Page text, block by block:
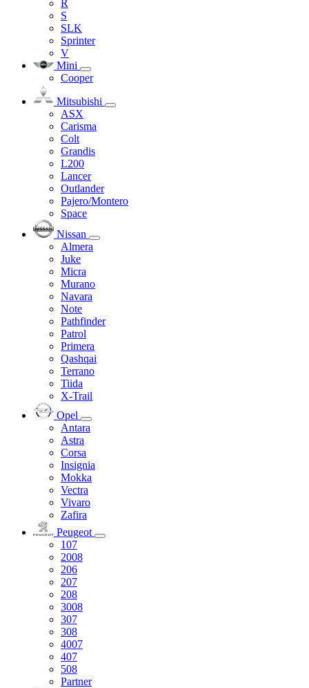
R
S
SLK
Sprinter
V
Mini
Cooper
Mitsubishi
ASX
Carisma
Colt
Grandis
L200
Lancer
Outlander
Pajero/Montero
Space
Nissan
Almera
Juke
Micra
Murano
Navara
Note
Pathfinder
Patrol
Primera
Qashqai
Terrano
Tiida
X-Trail
Opel
Antara
Astra
Corsa
Insignia
Mokka
Vectra
Vivaro
Zafira
Peugeot
107
2008
206
207
208
3008
307
308
4007
407
508
Partner